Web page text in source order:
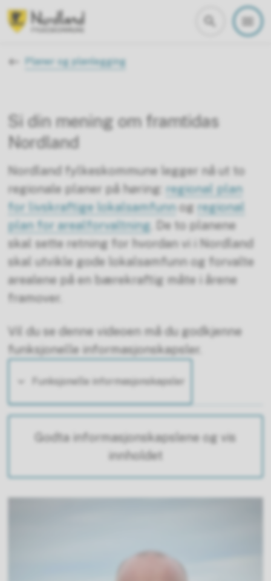
Du er her:
Planer og planlegging
Si din mening om framtidas
Nordland
Nordland fylkeskommune legger nå ut to
regionale planer på høring:regional plan
for livskraftige lokalsamfunnogregional
plan for arealforvaltning . De to planene
skal sette retning for hvordan vi i Nordland
skal utvikle gode lokalsamfunn og forvalte
arealene på en bærekraftig måte i årene
framover.
Vil du se denne videoen må du godkjenne
funksjonelle informasjonskapsler.
Funksjonelle informasjonskapsler
Godta informasjonskapslene og vis
innholdet